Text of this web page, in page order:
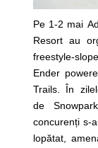
Pe 1-2 mai
Resort au
freestyle-
Ender
Trails. În
de
concurenți s-
lopătat,